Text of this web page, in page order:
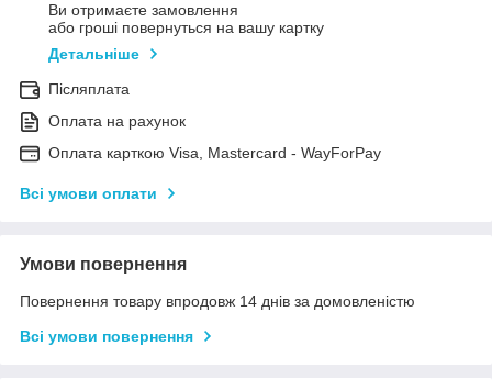
Ви отримаєте замовлення
або гроші повернуться на вашу картку
Детальніше
Післяплата
Оплата на рахунок
Оплата карткою Visa, Mastercard - WayForPay
Всі умови оплати
Умови повернення
Повернення товару впродовж 14 днів за домовленістю
Всі умови повернення